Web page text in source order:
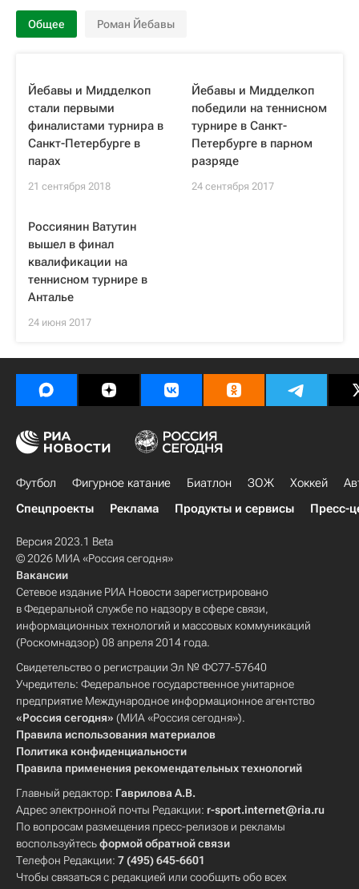
Общее Роман Йебавы
Йебавы и Мидделкоп
стали первыми
финалистами турнира в
Санкт-Петербурге в
парах
21 сентября 2018
Йебавы и Мидделкоп
победили на теннисном
турнире в Санкт-
Петербурге в парном
разряде
24 сентября 2017
Россиянин Ватутин
вышел в финал
квалификации на
теннисном турнире в
Анталье
24 июня 2017
Футбол Фигурное катание Биатлон ЗОЖ Хоккей
Спецпроекты
Реклама Продукты и сервисы Пресс-
Версия 2023.1 Beta
© 2026 МИА «Россия сегодня»
Вакансии
Сетевое издание РИА Новости зарегистрировано
в Федеральной службе по надзору в сфере связи,
информационных технологий и массовых коммуникаций
(Роскомнадзор) 08 апреля 2014 года.
Свидетельство о регистрации Эл № ФС77-57640
Учредитель: Федеральное государственное унитарное
предприятие Международное информационное агентство
«Россия сегодня» (МИА «Россия сегодня»).
Правила использования материалов
Политика конфиденциальности
Правила применения рекомендательных технологий
Главный редактор: Гаврилова А.В.
Адрес электронной почты Редакции: r-sport.internet@ria.ru
По вопросам размещения пресс-релизов и рекламы
воспользуйтесьформой обратной связи
Телефон Редакции: 7 (495) 645-6601
Чтобы связаться с редакцией или сообщить обо всех